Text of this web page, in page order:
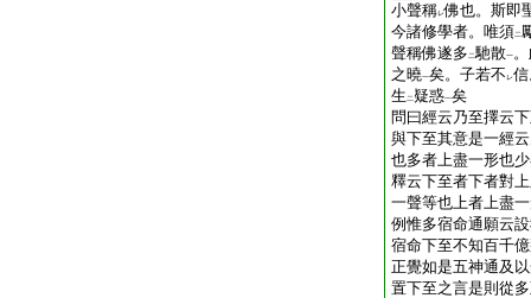
小聲稱レ佛也。斯即
今諸修學者。唯須二
聲稱佛遂多 二馳散一
之曉一矣。子若不 レ
生 二 疑惑一矣
問曰經云乃至擇云
與下至其意是一經
也多者上盡一形也
釋云下至者下者對
一聲等也上者上盡
例惟多宿命通願云
宿命下至不知百千
正覺如是五神通及
置下至之言是則從